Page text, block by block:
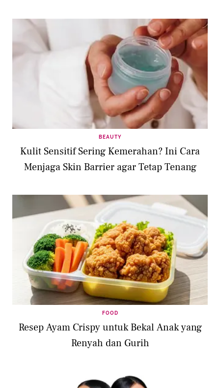
BEAUTY
Kulit Sensitif Sering Kemerahan? Ini Cara
Menjaga Skin Barrier agar Tetap Tenang
FOOD
Resep Ayam Crispy untuk Bekal Anak yang
Renyah dan Gurih